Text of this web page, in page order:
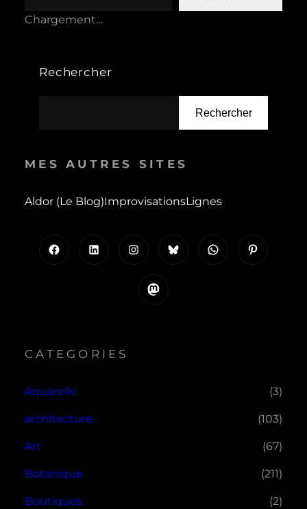
Chargement…
Rechercher
Rechercher
MES AUTRES SITES
Aldor (le Blog)ImprovisationsLignes
Instagram WhatsApp
Mastodon
CATEGORIES
Aquarelle (3)
architecture (103)
Art (67)
Botanique (211)
Boutiques (2)